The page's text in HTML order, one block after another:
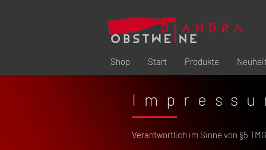
Shop Start Produkte
Verantwortlich im Sinne von §5 TMG